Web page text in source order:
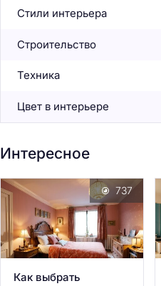
Стили интерьера
Строительство
Техника
Цвет в интерьере
Интересное
Как выбрать
737